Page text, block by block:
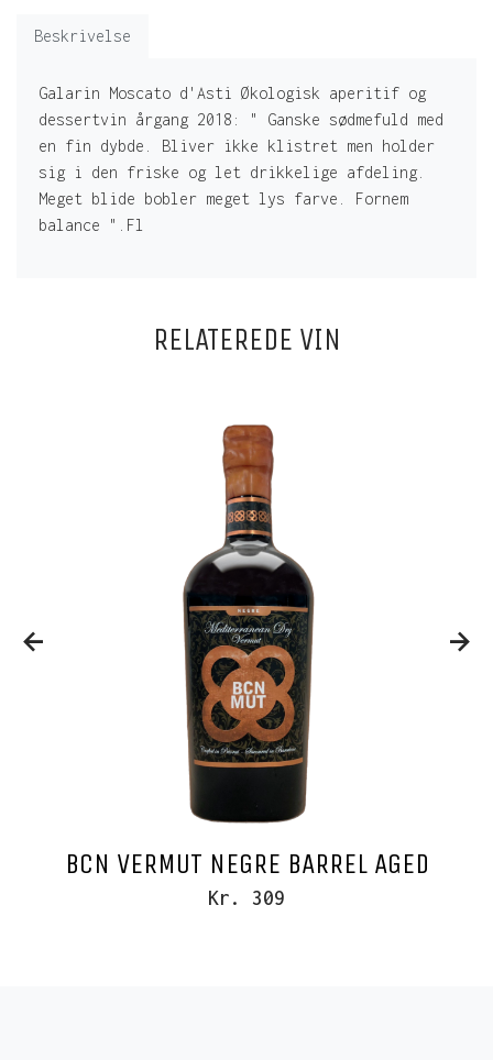
Beskrivelse
Galarin Moscato d'Asti Økologisk aperitif og
dessertvin årgang 2018: " Ganske sødmefuld med
en fin dybde. Bliver ikke klistret men holder
sig i den friske og let drikkelige afdeling.
Meget blide bobler meget lys farve. Fornem
balance ".Fl
RELATEREDE VIN
BCN VERMUT NEGRE BARREL AGED
Kr. 309